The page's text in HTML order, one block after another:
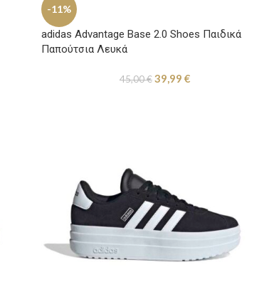
-11%
adidas Advantage Base 2.0 Shoes Παιδικά
Παπούτσια Λευκά
45,00€39,99 €